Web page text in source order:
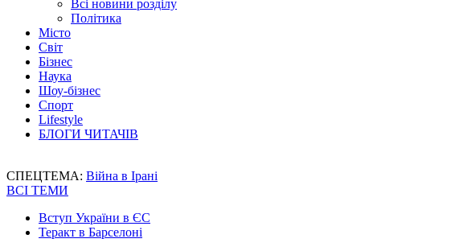
Всі новини розділу
Політика
Місто
Світ
Бізнес
Наука
Шоу-бізнес
Спорт
Lifestyle
БЛОГИ ЧИТАЧІВ
СПЕЦТЕМА: Війна в Ірані
ВСІ ТЕМИ
Вступ України в ЄС
Теракт в Барселоні